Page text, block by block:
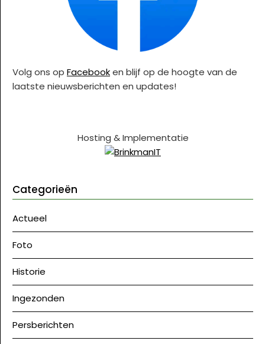
Volg ons op Facebooken blijf op de hoogte van de
laatste nieuwsberichten en updates!
Hosting & Implementatie
Categorieën
Actueel
Foto
Historie
Ingezonden
Persberichten